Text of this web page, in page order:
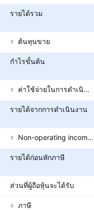
รายได้รวม
ต้นทุนขาย
กำไรขั้นต้น
ค่าใช้จ่ายในการดำเนินงาน (ไม่รวมต้นทุนขาย)
รายได้จากการดำเนินงาน
Non-operating income (total)
รายได้ก่อนหักภาษี
ส่วนที่ผู้ถือหุ้นจะได้รับ
ภาษี